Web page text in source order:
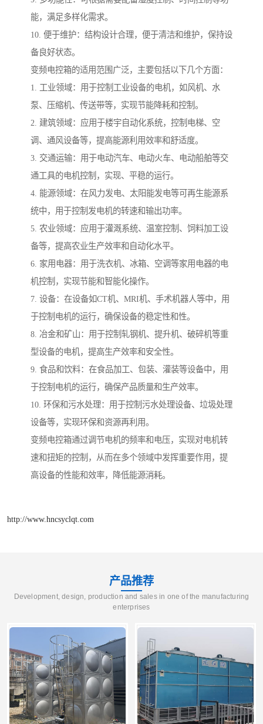
能，满足多样化需求。
10. 便于维护：结构设计合理，便于清洁和维护，保持设
备良好状态。
变频电控箱的适用范围广泛，主要包括以下几个方面：
1. 工业领域：用于控制工业设备的电机，如风机、水
泵、压缩机、传送带等，实现节能降耗和控制。
2. 建筑领域：应用于楼宇自动化系统，控制电梯、空
调、通风设备等，提高能源利用效率和舒适度。
3. 交通运输：用于电动汽车、电动火车、电动船舶等交
通工具的电机控制，实现、平稳的运行。
4. 能源领域：在风力发电、太阳能发电等可再生能源系
统中，用于控制发电机的转速和输出功率。
5. 农业领域：应用于灌溉系统、温室控制、饲料加工设
备等，提高农业生产效率和自动化水平。
6. 家用电器：用于洗衣机、冰箱、空调等家用电器的电
机控制，实现节能和智能化操作。
7. 设备：在设备如CT机、MRI机、手术机器人等中，用
于控制电机的运行，确保设备的稳定性和性。
8. 冶金和矿山：用于控制轧钢机、提升机、破碎机等重
型设备的电机，提高生产效率和安全性。
9. 食品和饮料：在食品加工、包装、灌装等设备中，用
于控制电机的运行，确保产品质量和生产效率。
10. 环保和污水处理：用于控制污水处理设备、垃圾处理
设备等，实现环保和资源再利用。
变频电控箱通过调节电机的频率和电压，实现对电机转
速和扭矩的控制，从而在多个领域中发挥重要作用，提
高设备的性能和效率，降低能源消耗。
http://www.hncsyclqt.com
产品推荐
Development, design, production and sales in one of the manufacturing
enterprises